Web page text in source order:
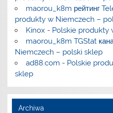
maorou_k8m рейтинг
produkty w Niemczech –
Kinox - Polskie produkty
maorou_k8m TGStat
Niemczech – polski sklep
ad88.com - Polskie
sklep
Archiwa